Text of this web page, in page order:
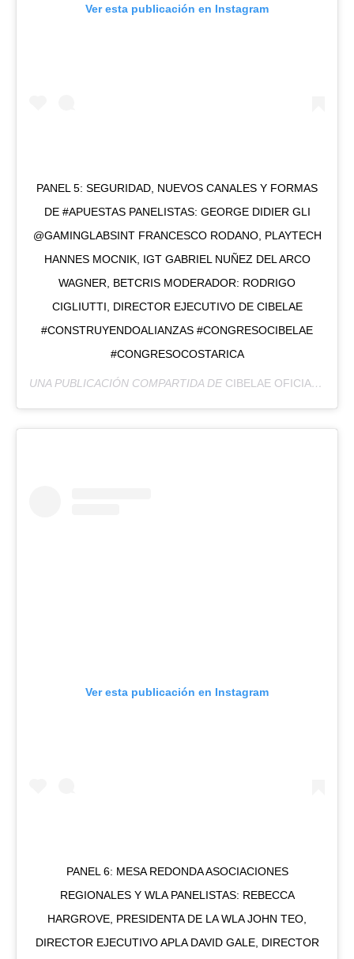
Ver esta publicación en Instagram
PANEL 5: SEGURIDAD, NUEVOS CANALES Y FORMAS
DE #APUESTAS PANELISTAS: GEORGE DIDIER GLI
@GAMINGLABSINT FRANCESCO RODANO, PLAYTECH
HANNES MOCNIK, IGT GABRIEL NUÑEZ DEL ARCO
WAGNER, BETCRIS MODERADOR: RODRIGO
CIGLIUTTI, DIRECTOR EJECUTIVO DE CIBELAE
#CONSTRUYENDOALIANZAS #CONGRESOCIBELAE
#CONGRESOCOSTARICA
UNA PUBLICACIÓN COMPARTIDA DE CIBELAE OFICIAL
Ver esta publicación en Instagram
PANEL 6: MESA REDONDA ASOCIACIONES
REGIONALES Y WLA PANELISTAS: REBECCA
HARGROVE, PRESIDENTA DE LA WLA JOHN TEO,
DIRECTOR EJECUTIVO APLA DAVID GALE, DIRECTOR